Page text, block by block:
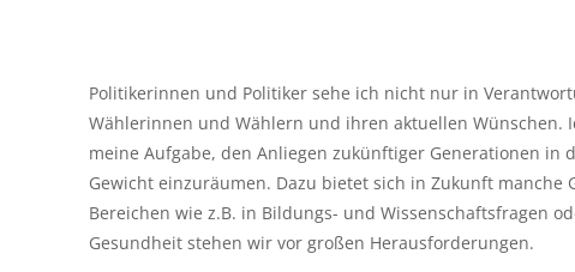
Politikerinnen und Politiker sehe ich nicht nur in
Wählerinnen und Wählern und ihren aktuellen Wünschen.
meine Aufgabe, den Anliegen zukünftiger Generationen in
Gewicht einzuräumen. Dazu bietet sich in Zukunft manche
Bereichen wie z.B. in Bildungs- und Wissenschaftsfragen
Gesundheit stehen wir vor großen Herausforderungen.